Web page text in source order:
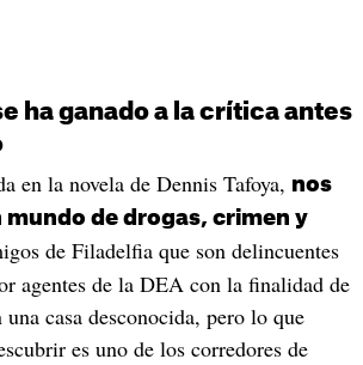
ha ganado a la crítica antes
en la novela de Dennis Tafoya, nos
mundo de drogas, crimen y
de Filadelfia que son delincuentes
agentes de la DEA con la finalidad de
casa desconocida, pero lo que
es uno de los corredores de